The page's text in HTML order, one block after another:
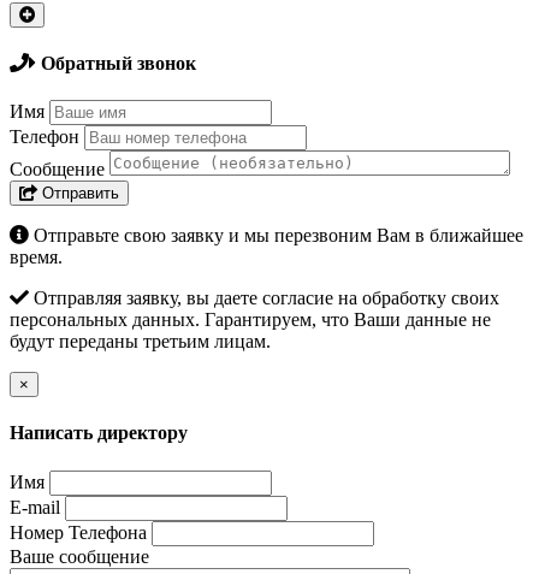
Обратный звонок
Имя
Телефон
Сообщение
Отправить
Отправьте свою заявку и мы перезвоним Вам в ближайшее
время.
Отправляя заявку, вы даете согласие на обработку своих
персональных данных. Гарантируем, что Ваши данные не
будут переданы третьим лицам.
×
Написать директору
Имя
E-mail
Номер Телефона
Ваше сообщение